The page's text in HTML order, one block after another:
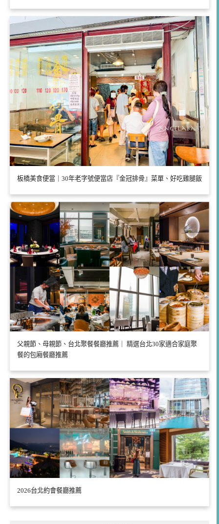
板橋美食便當｜30年老字號便當店『金冠排骨』菜單、好吃雞腿飯
父親節、母親節、台北聚餐餐廳推薦｜ 精選台北30家適合家庭聚
餐的包廂餐廳推薦
2026台北約會餐廳推薦